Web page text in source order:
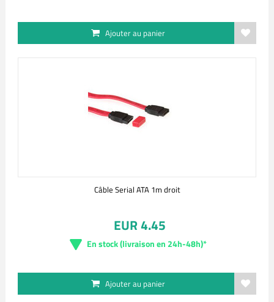
Ajouter au panier
Câble Serial ATA 1m droit
EUR 4.45
En stock (livraison en 24h-48h)*
Ajouter au panier